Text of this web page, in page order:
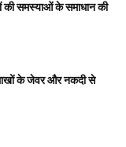
की समस्याओं के समाधान की
के जेवर और नकदी से